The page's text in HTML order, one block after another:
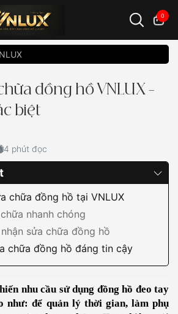
0
G-Shock đồng hồ Orient ...
đồng hồ VNLUX –
biệt
4 phút đọc
chữa đồng hồ tại VNLUX
nhanh chóng
sửa chữa đồng hồ
chữa đồng hồ đáng tin cậy
nhu cầu sử dụng đồng hồ đeo tay
như: để quản lý thời gian, làm phụ